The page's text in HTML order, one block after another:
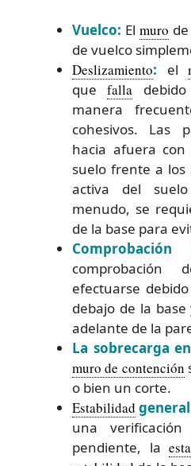
Vuelco: El muro
de vuelco
Deslizamiento: el
quefalla
manera
cohesivos. Las
hacia afuera con
suelo frente a
activa del
menudo, se
de la base para
comprobación
efectuarse
debajo de la
adelante de la
La sobrecarga
muro de contención
o bien un corte.
Estabilidad
una
pendiente, la